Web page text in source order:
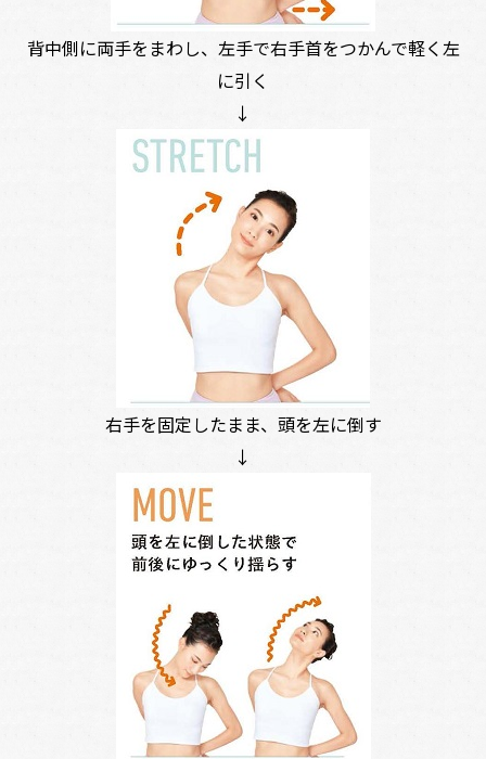
背中側に両手をまわし、左手で右手首をつかんで軽く左
に引く
↓
右手を固定したまま、頭を左に倒す
↓